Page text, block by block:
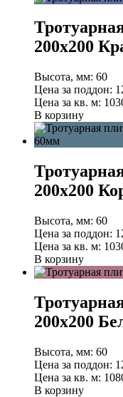
200х200
Высота, мм: 60
Цена за поддон:
Цена за кв. м:
В корзину
200х200
Высота, мм: 60
Цена за поддон:
Цена за кв. м:
В корзину
200х200
Высота, мм: 60
Цена за поддон:
Цена за кв. м:
В корзину